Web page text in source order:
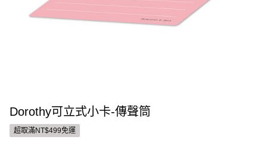
Dorothy可立式小卡-傳聲筒
超取滿NT$499免運